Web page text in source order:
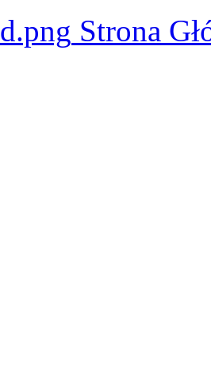
Strona